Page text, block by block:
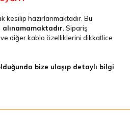
kesilip hazırlanmaktadır. Bu
alınamamaktadır. Sipariş
diğer kablo özelliklerini dikkatlice
bize ulaşıp detaylı bilgi